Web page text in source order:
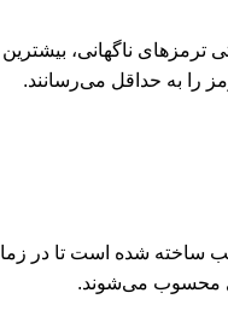
ناگهانی، بیشترین
را به حداقل می‌رسانند.
ساخته شده است تا در
محسوب می‌شوند.